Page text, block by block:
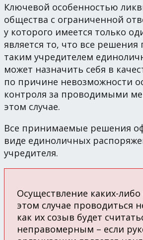
Ключевой особенностью
общества с ограниченной
у которого имеется только
является то, что все
таким учредителем
может назначить себя в
по причине невозможности
контроля за проводимыми
этом случае.
Все принимаемые решения
виде единоличных
учредителя.
Осуществление каких-
этом случае проводиться
как их созыв будет
неправомерным – если